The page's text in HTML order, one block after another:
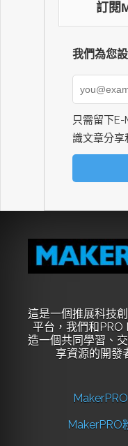
訂閱
我們為您
只需留下
識文章分享
這是一個推展科技
平台，我們和PRO
造一個共同學習、
享資源的開發
MakerPRO